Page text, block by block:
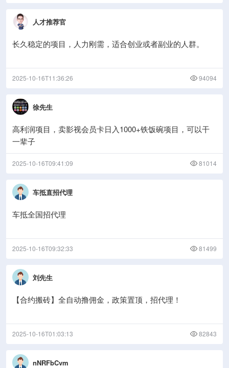
人才推荐官
长久稳定的项目，人力刚需，适合创业或者副业的人群。
2025-10-16T11:36:26 94094
徐先生
高利润项目，卖影视会员卡日入1000+铁饭碗项目，可以干
一辈子
2025-10-16T09:41:09 81014
车抵直招代理
车抵全国招代理
2025-10-16T09:32:33 81499
刘先生
【合约搬砖】全自动撸佣金，政策置顶，招代理！
2025-10-16T01:03:13 82843
nNRFbCvm